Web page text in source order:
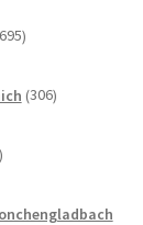
izdelkov
306izdelkov